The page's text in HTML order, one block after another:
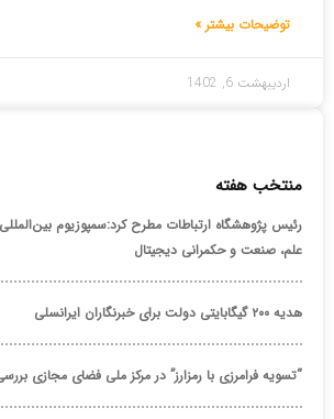
توضیحات بیشتر »
اردیبهشت 6, 1402
منتخب هفته
رئیس پژوهشگاه ارتباطات مطرح کرد:سمپوزیوم
علم، صنعت و حکمرانی دیجیتال
هدیه ۲۰۰ گیگابایتی دولت برای خبرنگاران ایرانسلی
“تسویه فرامرزی با رمزارز” در مرکز ملی فضای مجازی